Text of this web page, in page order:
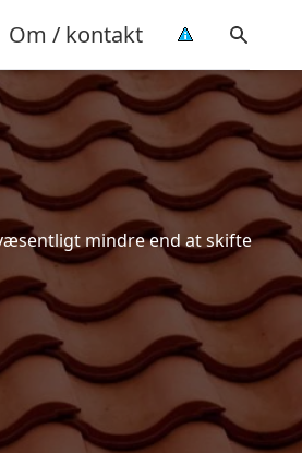
Om / kontakt
mindre end at skifte